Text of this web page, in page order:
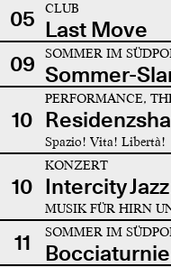
05 CLUB
Last Move
09
SOMMER IM
Sommer-
10
PERFORMANCE,
Spazio! Vita! Libertà!
10
KONZERT
Intercity
MUSIK FÜR HIRN
11 SOMMER IM